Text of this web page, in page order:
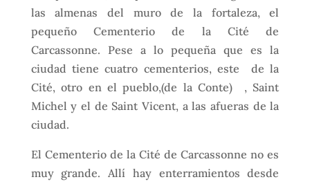
las almenas del muro de la fortaleza, el
pequeño Cementerio de la Cité de
Carcassonne. Pese a lo pequeña que es la
ciudad tiene cuatro cementerios, este de la
Cité, otro en el pueblo,(de la Conte) , Saint
Michel y el de Saint Vicent, a las afueras de la
ciudad.
El Cementerio de la Cité de Carcassonne no es
muy grande. Allí hay enterramientos desde